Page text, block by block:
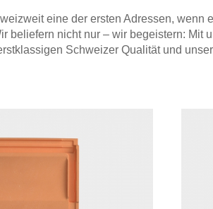
eine der ersten Adressen,
beliefern nicht nur – wir begeistern: Mit
Schweizer Qualität und